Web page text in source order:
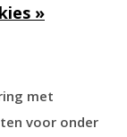
voor het
met
voor onder
»